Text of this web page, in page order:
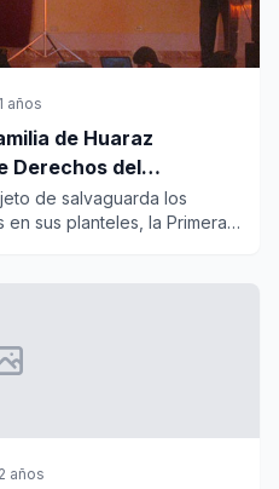
años
de Huaraz
Derechos del
de salvaguarda los
sus planteles, la Primera
años